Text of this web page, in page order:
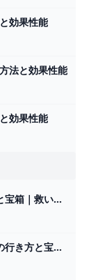
効果性能
法と効果性能
効果性能
サヒロワの祠攻略と宝箱｜救いは天にあり
シハジョゴウの祠の行き方と宝箱｜ラウルの祝福